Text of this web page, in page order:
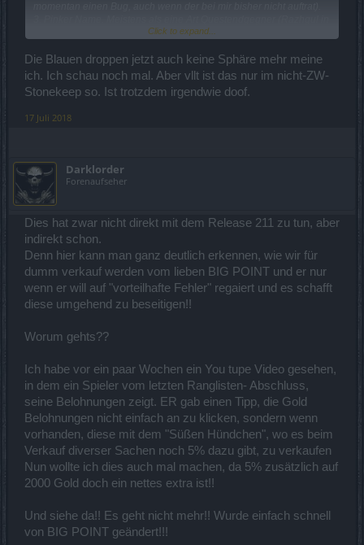
q1, Müller in q3 oÄ), sind in den meisten Fällen keine
draufgeklatscht. Droppen mindestens ein pinkes Item und droppen
eine mächtige Heilsphäre. Zählen zur Daily.
Click to expand...
Die Blauen droppen jetzt auch keine Sphäre mehr meine
ich. Ich schau noch mal. Aber vllt ist das nur im nicht-ZW-
Stonekeep so. Ist trotzdem irgendwie doof.
17 Juli 2018
Darklorder
Forenaufseher
Dies hat zwar nicht direkt mit dem Release 211 zu tun, aber
indirekt schon.
Denn hier kann man ganz deutlich erkennen, wie wir für
dumm verkauf werden vom lieben BIG POINT und er nur
wenn er will auf "vorteilhafte Fehler" regaiert und es schafft
diese umgehend zu beseitigen!!
Worum gehts??
Ich habe vor ein paar Wochen ein You tupe Video gesehen,
in dem ein Spieler vom letzten Ranglisten- Abschluss,
seine Belohnungen zeigt. ER gab einen Tipp, die Gold
Belohnungen nicht einfach an zu klicken, sondern wenn
vorhanden, diese mit dem "Süßen Hündchen", wo es beim
Verkauf diverser Sachen noch 5% dazu gibt, zu verkaufen
Nun wollte ich dies auch mal machen, da 5% zusätzlich auf
2000 Gold doch ein nettes extra ist!!
Und siehe da!! Es geht nicht mehr!! Wurde einfach schnell
von BIG POINT geändert!!!